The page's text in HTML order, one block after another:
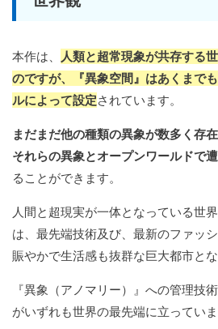
本作は、
人類と超常現象が共存する
のですが、『異象空間』はあくまで
ルによって設定されています。
まだまだ他の種類の異象が数多く存
それらの異象とオープンワールドで
ることができます。
人間と超現実が一体となっている世
は、最先端技術及び、最新のファッ
賑やかで生活感も抜群な巨大都市とな
『異象（アノマリー）』への管理技
がいずれも世界の最先端に立っていま